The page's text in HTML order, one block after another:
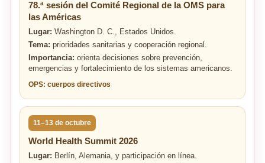
78.ª sesión del Comité Regional de la OMS para
las Américas
Lugar: Washington D. C., Estados Unidos.
Tema: prioridades sanitarias y cooperación regional.
Importancia: orienta decisiones sobre prevención,
emergencias y fortalecimiento de los sistemas americanos.
OPS: cuerpos directivos
11–13 de octubre
World Health Summit 2026
Lugar: Berlín, Alemania, y participación en línea.